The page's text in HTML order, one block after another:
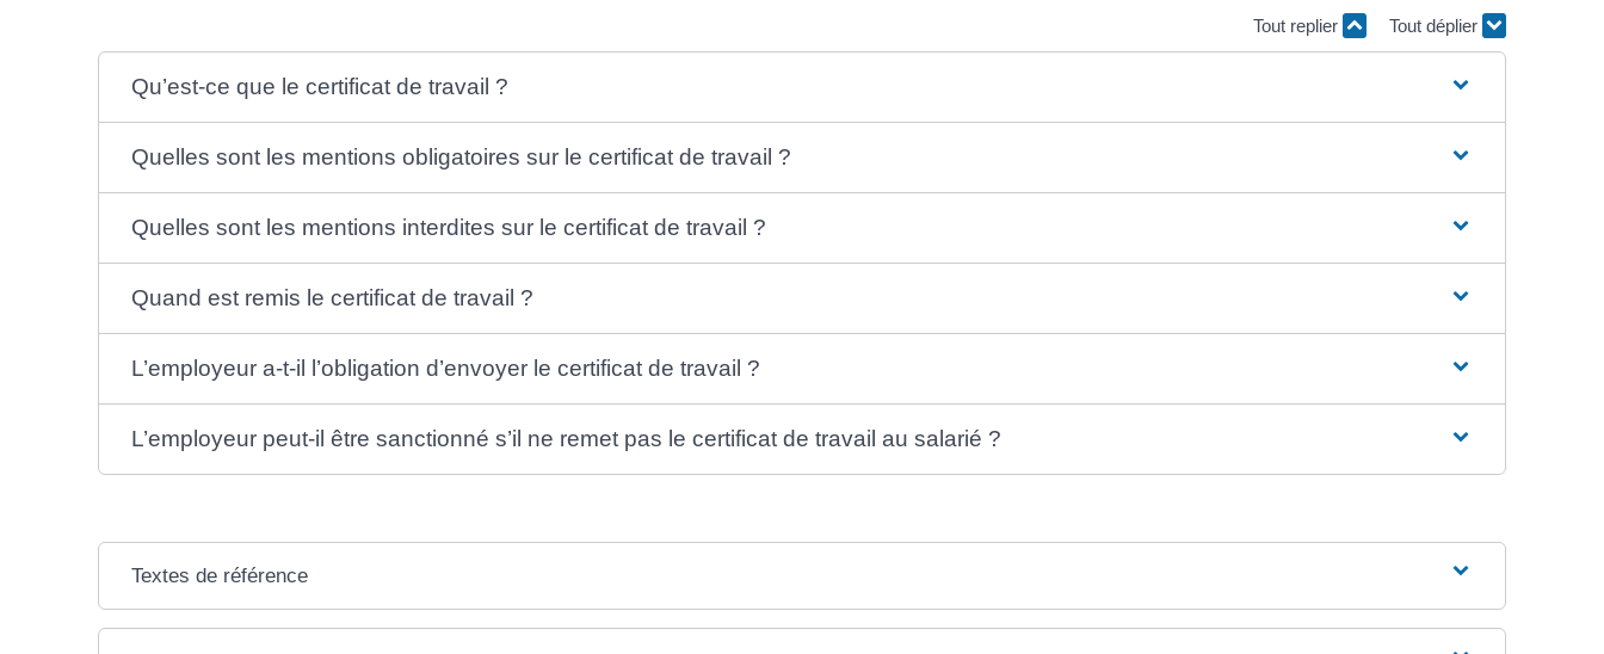
Tout replier Tout déplier
Qu’est-ce que le certificat de travail ?
Quelles sont les mentions obligatoires sur le certificat de travail ?
Quelles sont les mentions interdites sur le certificat de travail ?
Quand est remis le certificat de travail ?
L’employeur a-t-il l’obligation d’envoyer le certificat de travail ?
L’employeur peut-il être sanctionné s’il ne remet pas le certificat de travail au salarié ?
Textes de référence